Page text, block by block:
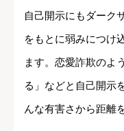
自己開示にもダーク
をもとに弱みにつけ
ます。恋愛詐欺のよ
る」などと自己開示
んな有害さから距離